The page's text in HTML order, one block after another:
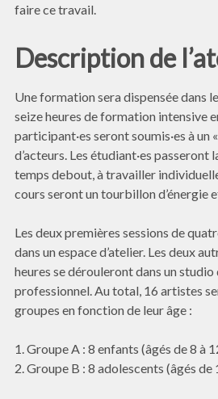
faire ce travail.
Description de
Une formation sera dispensée dans
seize heures de formation intensive
participant·es seront soumis·es à un
d’acteurs. Les étudiant·es passeront
temps debout, à travailler
cours seront un tourbillon d’énergie
Les deux premières sessions de
dans un espace d’atelier. Les deux
heures se dérouleront dans un studio
professionnel. Au total, 16 artistes
groupes en fonction de leur âge :
1. Groupe A : 8 enfants (âgés de 8 à
2. Groupe B : 8 adolescents (âgés de